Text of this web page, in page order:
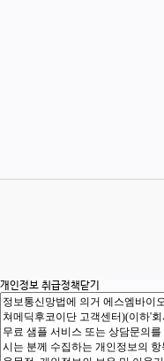
개인정보 취급정책닫기